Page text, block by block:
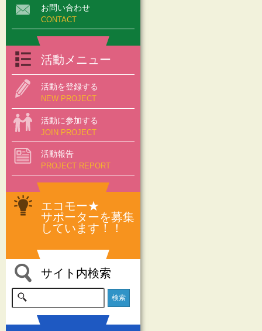
お問い合わせ
CONTACT
活動メニュー
活動を登録する
NEW PROJECT
活動に参加する
JOIN PROJECT
活動報告
PROJECT REPORT
エコモー★
サポーターを募集
しています！！
サイト内検索